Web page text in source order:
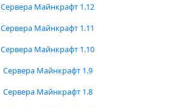
Сервера Майнкрафт 1.12
Сервера Майнкрафт 1.11
Сервера Майнкрафт 1.10
Сервера Майнкрафт 1.9
Сервера Майнкрафт 1.8